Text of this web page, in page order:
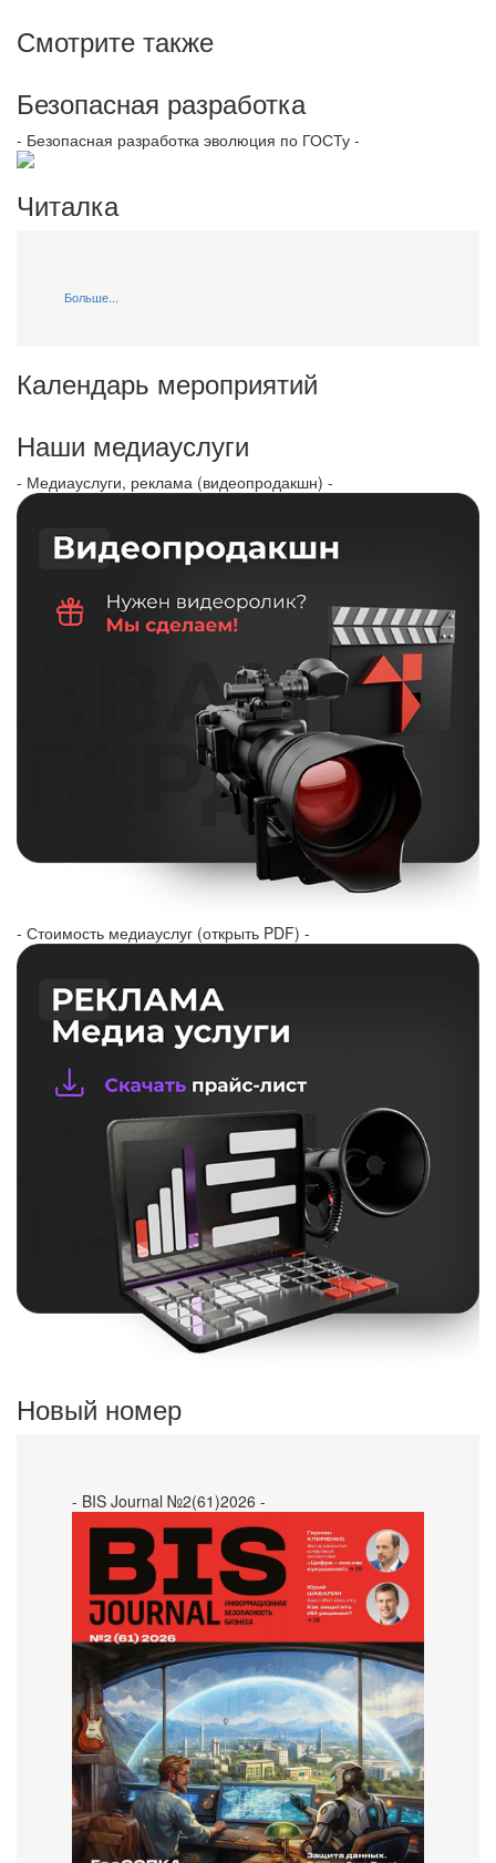
Смотрите также
Безопасная разработка
- Безопасная разработка эволюция по ГОСТу -
Читалка
Больше...
Календарь мероприятий
Наши медиауслуги
- Медиауслуги, реклама (видеопродакшн) -
- Стоимость медиауслуг (открыть PDF) -
Новый номер
- BIS Journal №2(61)2026 -